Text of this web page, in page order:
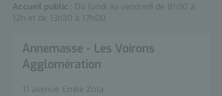
Accueil public : Du lundi au vendredi de 8h30 à
12h et de 13h30 à 17h00
Annemasse - Les Voirons
Agglomération
11 avenue Emile Zola